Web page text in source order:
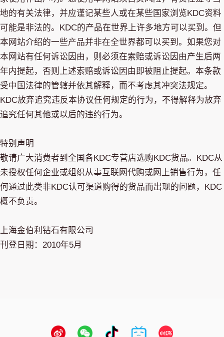
地的有关法律，并应谨记某些人或在某些国家浏览KDC资料
可能是非法的。KDC的产品在世界上许多地方可以买到。但
本网站介绍的一些产品并非在全世界都可以买到。如果您对
本网站有任何诉讼因由，则必须在索赔或诉讼因由产生后两
年内提起，否则上述索赔或诉讼因由即被阻止提起。本条款
受中国法律的管辖并依其解释，而不考虑其冲突法规定。
KDC放弃追究违反本协议任何规定的行为，不得解释为放弃
追究任何其他或以后的违约行为。
特别声明
敬请广大消费者到全国各KDC专营店选购KDC货品。KDC从
未授权任何企业或组织从事互联网代购或网上销售行为，任
何通过此类非KDC认可渠道购得的货品而出现的问题，KDC
概不负责。
上海金伯利钻石有限公司
刊登日期：2010年5月